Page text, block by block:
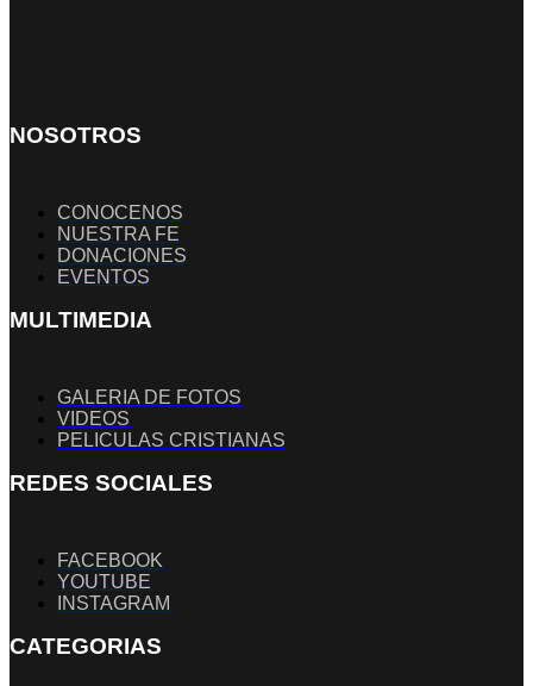
NOSOTROS
CONOCENOS
NUESTRA FE
DONACIONES
EVENTOS
MULTIMEDIA
GALERIA DE FOTOS
VIDEOS
PELICULAS CRISTIANAS
REDES SOCIALES
FACEBOOK
YOUTUBE
INSTAGRAM
CATEGORIAS